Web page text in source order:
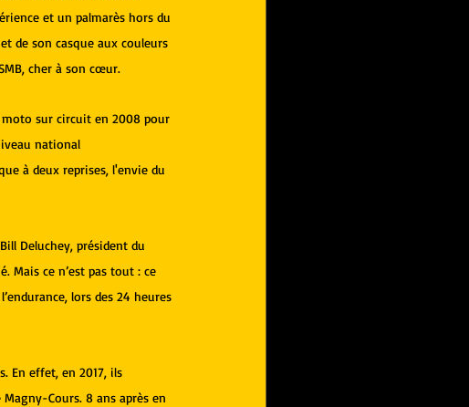
et un palmarès hors du
de son casque aux couleurs
cher à son cœur.
moto sur circuit en 2008 pour
national
à deux reprises, l'envie du
Deluchey, président du
Mais ce n’est pas tout : ce
lors des 24 heures
En effet, en 2017, ils
Magny-Cours. 8 ans après en